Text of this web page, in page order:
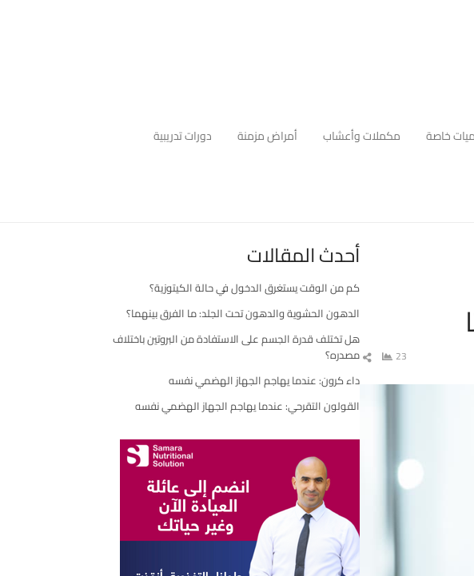
خاصة مكملات وأعشاب أمراض مزمنة
دورات تدريبية
23
شارك
المقال
أحدث المقالات
كم من الوقت يستغرق الدخول في حالة الكيتوزية؟
الدهون الحشوية والدهون تحت الجلد: ما الفرق بينهما؟
هل تختلف قدرة الجسم على الاستفادة من البروتين باختلاف
مصدره؟
داء كرون: عندما يهاجم الجهاز الهضمي نفسه
القولون التقرحي: عندما يهاجم الجهاز الهضمي نفسه